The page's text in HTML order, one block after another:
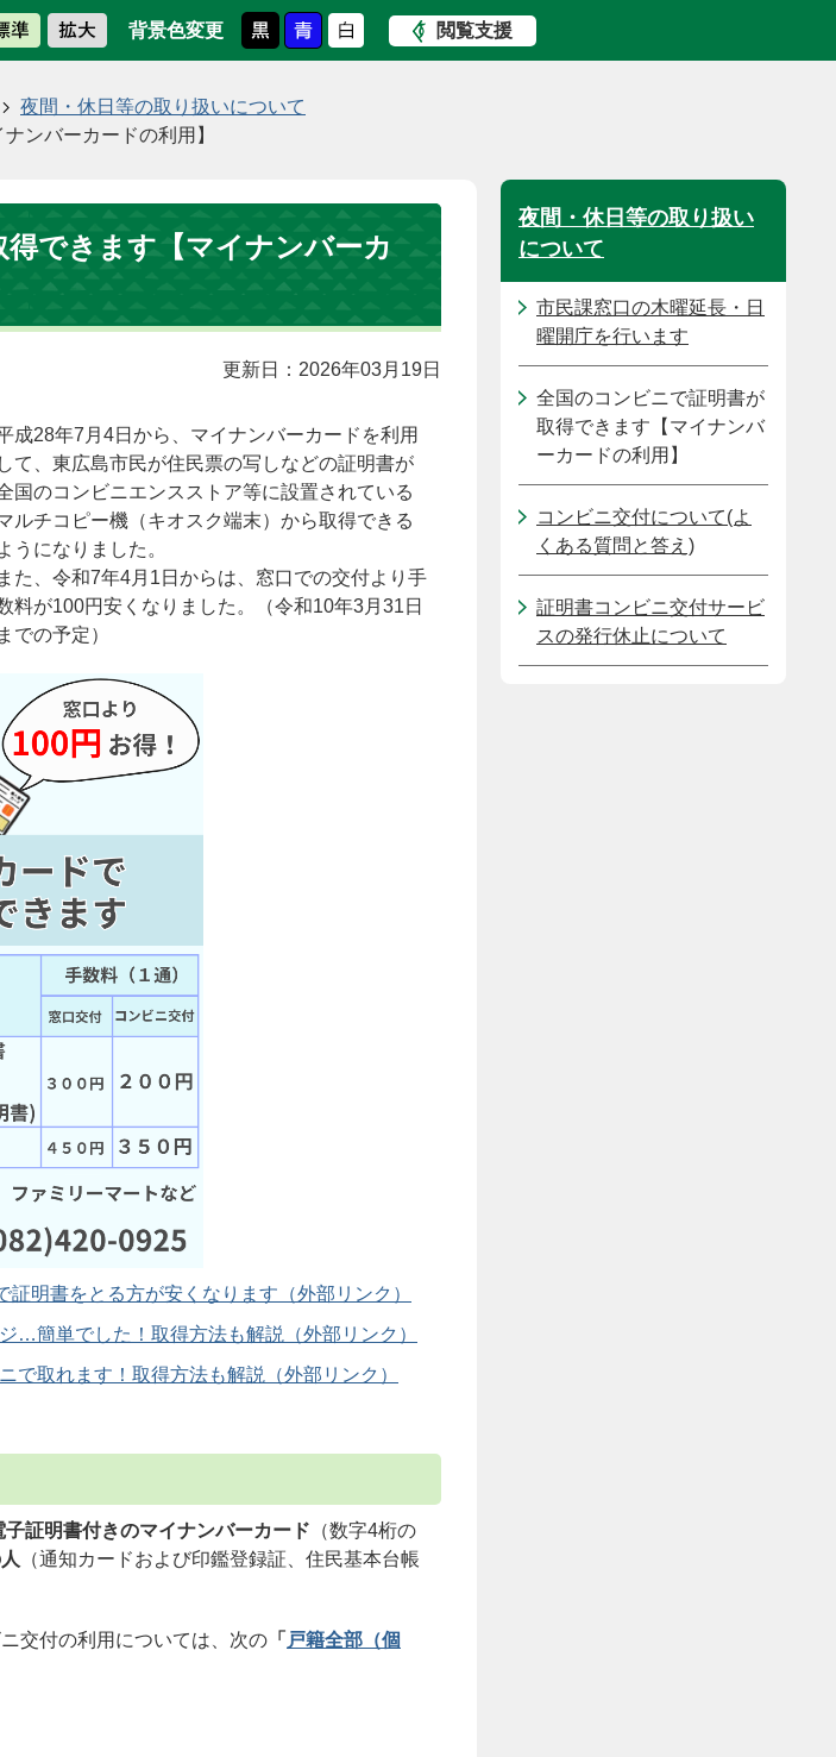
背景色変更 閲覧支援
夜間・休日等の取り扱いについて
ンバーカードの利用】
できます【マイナンバーカ
更新日：2026年03月19日
成28年7月4日から、マイナンバーカードを利用
して、東広島市民が住民票の写しなどの証明書が
国のコンビニエンスストア等に設置されている
ルチコピー機（キオスク端末）から取得できる
うになりました。
また、令和7年4月1日からは、窓口での交付より手
料が100円安くなりました。（令和10年3月31日
までの予定）
証明書をとる方が安くなります
…簡単でした！取得方法も解説
で取れます！取得方法も解説
証明書付きのマイナンバーカード （数字4桁の
（通知カードおよび印鑑登録証、住民基本台帳
交付の利用については、次の 「 戸籍全部（個
夜間・休日等の取り扱い
について
市民課窓口の木曜延長・日
曜開庁を行います
全国のコンビニで証明書が
取得できます【マイナンバ
ーカードの利用】
コンビニ交付について(よ
くある質問と答え)
証明書コンビニ交付サービ
スの発行休止について